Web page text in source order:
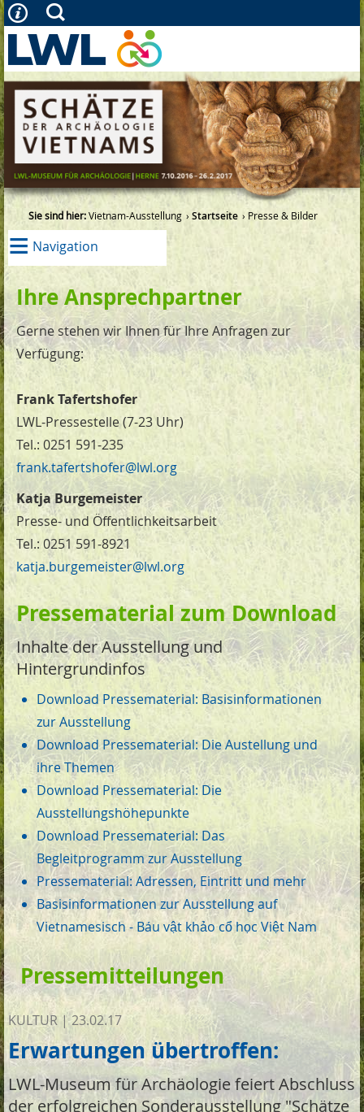
Sie sind hier:Vietnam-Ausstellung Startseite Presse & Bilder
≡ Navigation
Ihre Ansprechpartner
Gerne stehen wir Ihnen für Ihre Anfragen zur
Verfügung:
Frank Tafertshofer
LWL-Pressestelle (7-23 Uhr)
Tel.: 0251 591-235
frank.tafertshofer@lwl.org
Katja Burgemeister
Presse- und Öffentlichkeitsarbeit
Tel.: 0251 591-8921
katja.burgemeister@lwl.org
Pressematerial zum Download
Inhalte der Ausstellung und
Hintergrundinfos
Download Pressematerial: Basisinformationen
zur Ausstellung
Download Pressematerial: Die Austellung und
ihre Themen
Download Pressematerial: Die
Ausstellungshöhepunkte
Download Pressematerial: Das
Begleitprogramm zur Ausstellung
Pressematerial: Adressen, Eintritt und mehr
Basisinformationen zur Ausstellung auf
Vietnamesisch - Báu vật khảo cổ học Việt Nam
Pressemitteilungen
KULTUR |23.02.17
Erwartungen übertroffen:
LWL-Museum für Archäologie feiert Abschluss
der erfolgreichen Sonderausstellung "Schätze